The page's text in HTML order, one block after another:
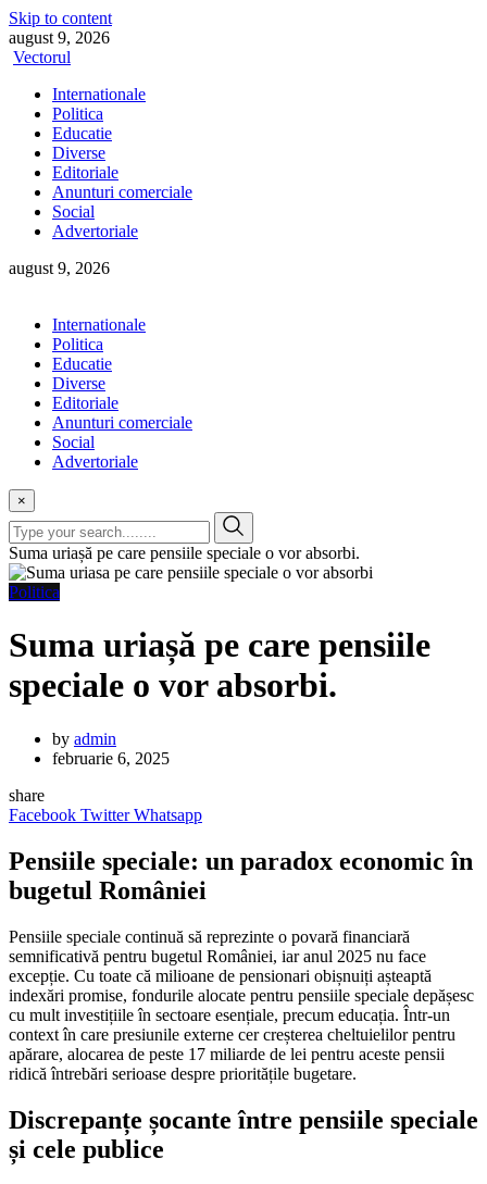
Skip to content
august 9, 2026
Vectorul
Internationale
Politica
Educatie
Diverse
Editoriale
Anunturi comerciale
Social
Advertoriale
august 9, 2026
Internationale
Politica
Educatie
Diverse
Editoriale
Anunturi comerciale
Social
Advertoriale
×
Suma uriașă pe care pensiile speciale o vor absorbi.
Politica
Suma uriașă pe care pensiile
speciale o vor absorbi.
by admin
februarie 6, 2025
share
Facebook Twitter Whatsapp
Pensiile speciale: un paradox economic în
bugetul României
Pensiile speciale continuă să reprezinte o povară financiară
semnificativă pentru bugetul României, iar anul 2025 nu face
excepție. Cu toate că milioane de pensionari obișnuiți așteaptă
indexări promise, fondurile alocate pentru pensiile speciale depășesc
cu mult investițiile în sectoare esențiale, precum educația. Într-un
context în care presiunile externe cer creșterea cheltuielilor pentru
apărare, alocarea de peste 17 miliarde de lei pentru aceste pensii
ridică întrebări serioase despre prioritățile bugetare.
Discrepanțe șocante între pensiile speciale
și cele publice